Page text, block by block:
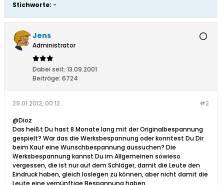
Stichworte: -
Jens
Administrator
Dabei seit: 13.09.2001
Beiträge: 6724
#2
29.01.2012, 00:12
@Dioz
Das heißt Du hast 8 Monate lang mit der Originalbespannung
gespielt? War das die Werksbespannung oder konntest Du Dir
beim Kauf eine Wunschbespannung aussuchen? Die
Werksbespannung kannst Du im Allgemeinen sowieso
vergessen, die ist nur auf dem Schläger, damit die Leute den
Eindruck haben, gleich loslegen zu können, aber nicht damit die